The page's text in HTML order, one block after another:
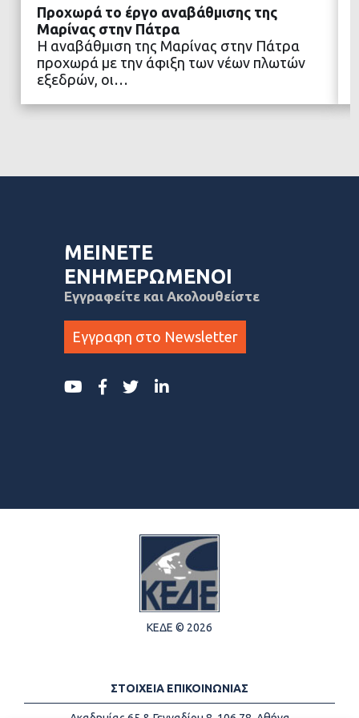
ΔΙΑΒΑΣΤΕ ΠΕΡΙΣΣΟΤΕΡΑ
Προχωρά το έργο αναβάθμισης της
Μαρίνας στην Πάτρα
Η αναβάθμιση της Μαρίνας στην Πάτρα
προχωρά με την άφιξη των νέων πλωτών
εξεδρών, οι…
ΜΕΙΝΕΤΕ
ΕΝΗΜΕΡΩΜΕΝΟΙ
Εγγραφείτε και Ακολουθείστε
Εγγραφη στο Newsletter
ΚΕΔΕ © 2026
ΣΤΟΙΧΕΙΑ ΕΠΙΚΟΙΝΩΝΙΑΣ